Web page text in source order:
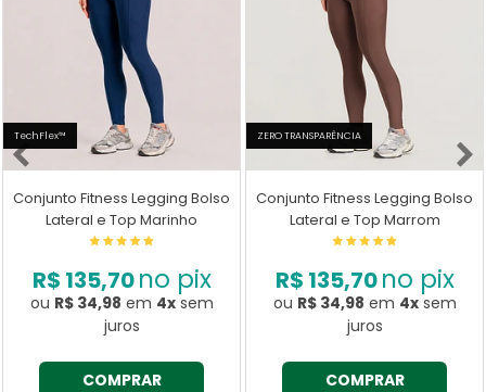
TechFlex™
Conjunto Fitness Legging Bolso
Lateral e Top Marinho
R$ 135,70no pix
ou R$ 34,98 em 4xsem
juros
COMPRAR
ZERO TRANSPARÊNCIA
Conjunto Fitness Legging Bolso
Lateral e Top Marrom
R$ 135,70no pix
ou R$ 34,98 em 4xsem
juros
COMPRAR